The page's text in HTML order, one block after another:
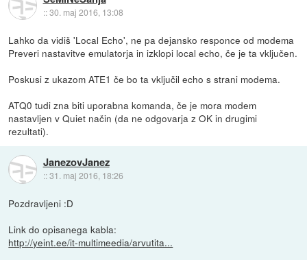
::30. maj 2016, 13:08
Lahko da vidiš 'Local Echo', ne pa dejansko responce od modema
Preveri nastavitve emulatorja in izklopi local echo, če je ta vključen.
Poskusi z ukazom ATE1 če bo ta vključil echo s strani modema.
ATQ0 tudi zna biti uporabna komanda, če je mora modem
nastavljen v Quiet način (da ne odgovarja z OK in drugimi
rezultati).
JanezovJanez
::31. maj 2016, 18:26
Pozdravljeni :D
Link do opisanega kabla:
http://yeint.ee/it-multimeedia/arvutita...